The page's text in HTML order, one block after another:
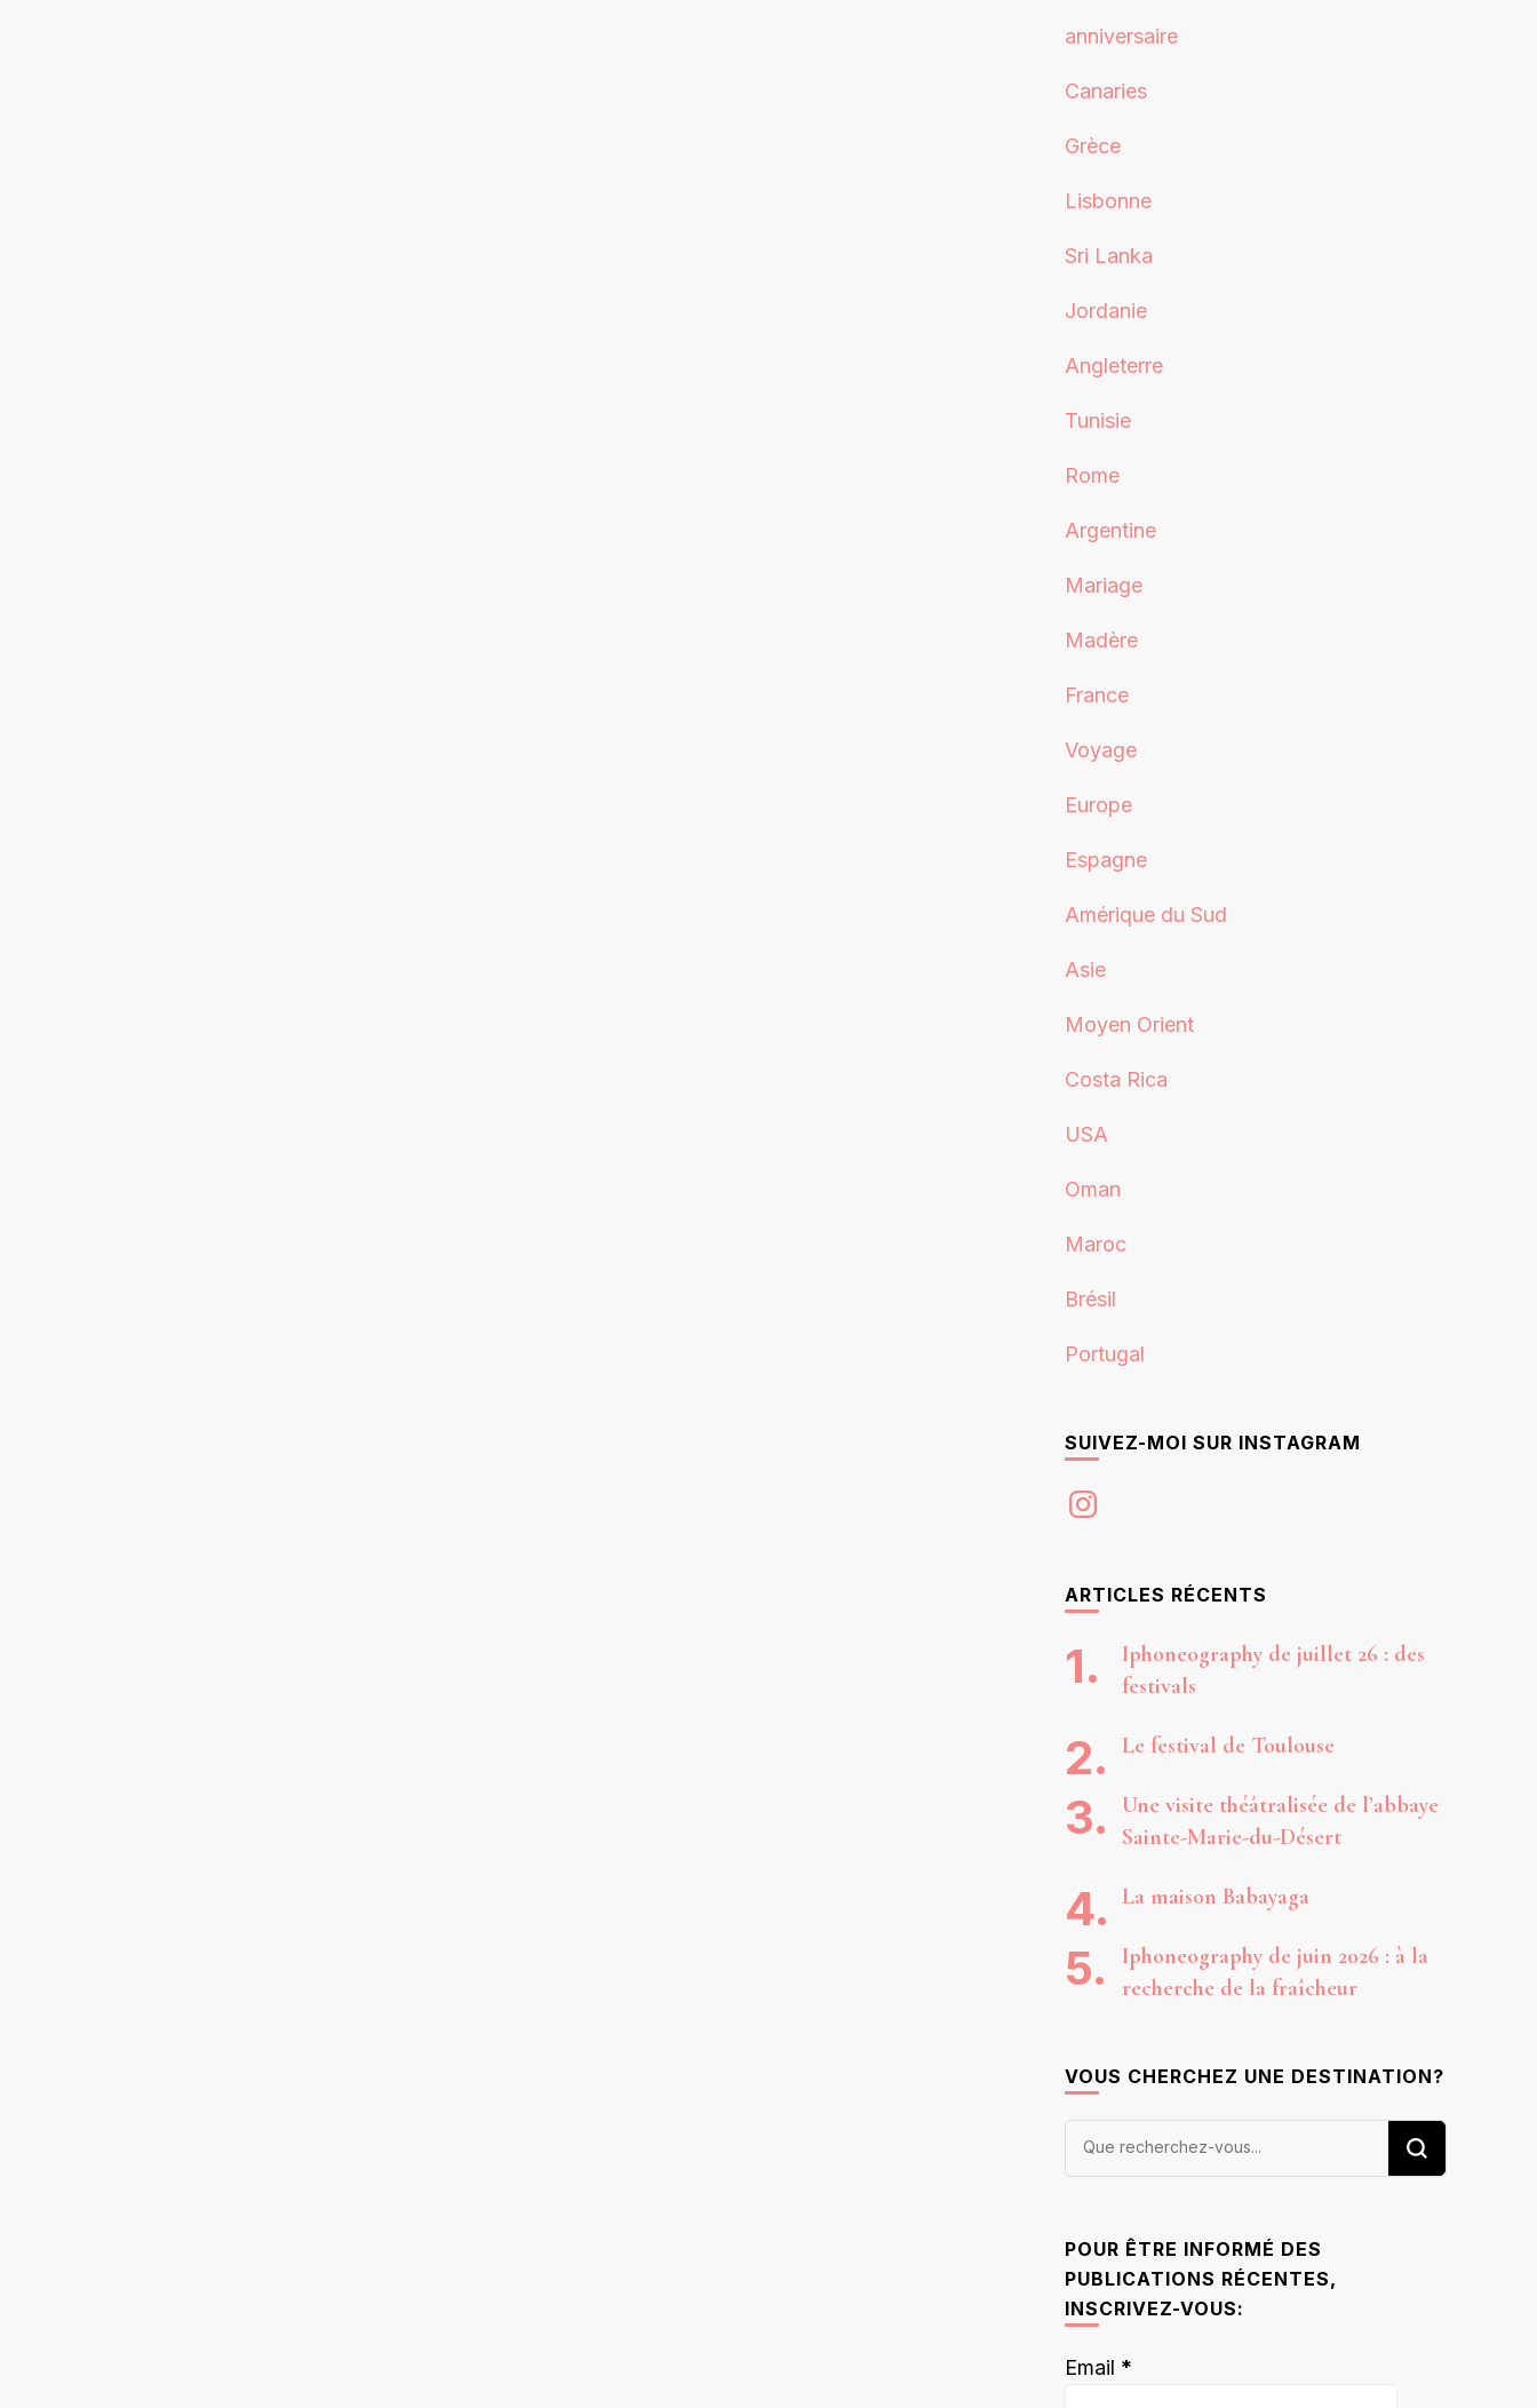
anniversaire
Canaries
Grèce
Lisbonne
Sri Lanka
Jordanie
Angleterre
Tunisie
Rome
Argentine
Mariage
Madère
France
Voyage
Europe
Espagne
Amérique du Sud
Asie
Moyen Orient
Costa Rica
USA
Oman
Maroc
Brésil
Portugal
SUIVEZ-MOI SUR INSTAGRAM
Instagram
ARTICLES RÉCENTS
Iphoneography de juillet 26 : des
festivals
Le festival de Toulouse
Une visite théâtralisée de l’abbaye
Sainte-Marie-du-Désert
La maison Babayaga
Iphoneography de juin 2026 : à la
recherche de la fraîcheur
VOUS CHERCHEZ UNE DESTINATION?
Vous
POUR ÊTRE INFORMÉ DES
PUBLICATIONS RÉCENTES,
INSCRIVEZ-VOUS:
Email *